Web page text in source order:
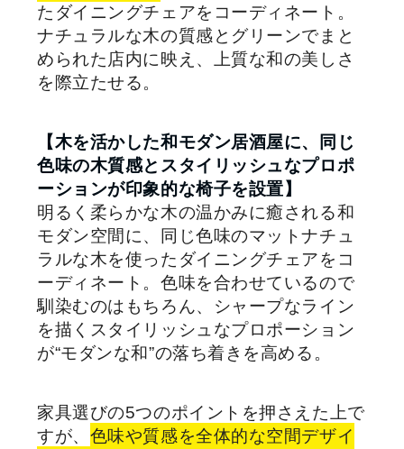
たダイニングチェアをコーディネート。
ナチュラルな木の質感とグリーンでまと
められた店内に映え、上質な和の美しさ
を際立たせる。
【木を活かした和モダン居酒屋に、同じ
色味の木質感とスタイリッシュなプロポ
ーションが印象的な椅子を設置】
明るく柔らかな木の温かみに癒される和
モダン空間に、同じ色味のマットナチュ
ラルな木を使ったダイニングチェアをコ
ーディネート。色味を合わせているので
馴染むのはもちろん、シャープなライン
を描くスタイリッシュなプロポーション
が“モダンな和”の落ち着きを高める。
家具選びの5つのポイントを押さえた上で
すが、 色味や質感を全体的な空間デザイ